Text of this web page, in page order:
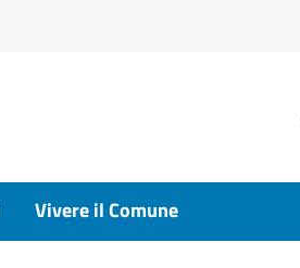
Vivere il Comune